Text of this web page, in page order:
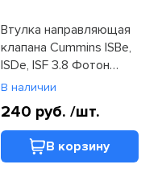
Втулка направляющая
клапана Cummins ISBe,
ISDe, ISF 3.8 Фотон
1051, 1061, 1089, 1129,
В наличии
240 руб. /шт.
В корзину